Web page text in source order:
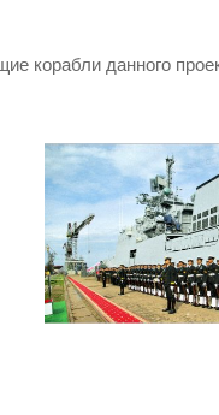
корабли данного